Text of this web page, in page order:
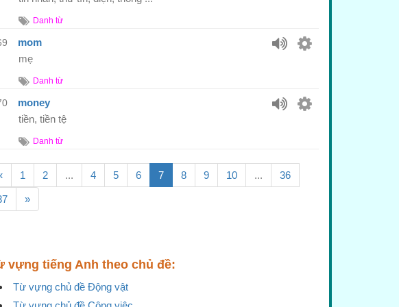
Danh từ
mom
mẹ
Danh từ
money
tiền, tiền tệ
Danh từ
1 2 ... 4 5 6 7 8 9 10 ... 36
»
vựng tiếng Anh theo chủ đề:
Từ vựng chủ đề Động vật